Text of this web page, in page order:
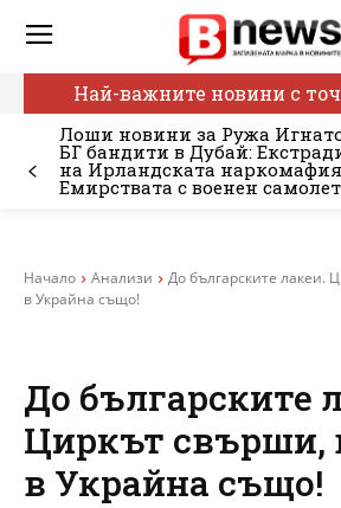
Най-важните новини с
Лоши новини за Ружа
БГ бандити в Дубай:
на Ирландската
Емирствата с военен
Начало Анализи
До българските лакеи.
в Украйна също!
До българските
Циркът свърши,
в Украйна също!